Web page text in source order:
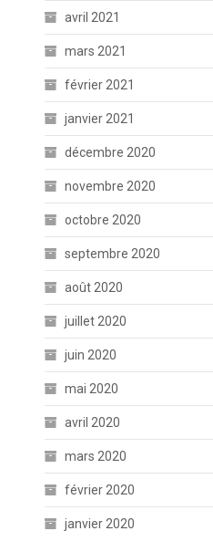
avril 2021
mars 2021
février 2021
janvier 2021
décembre 2020
novembre 2020
octobre 2020
septembre 2020
août 2020
juillet 2020
juin 2020
mai 2020
avril 2020
mars 2020
février 2020
janvier 2020